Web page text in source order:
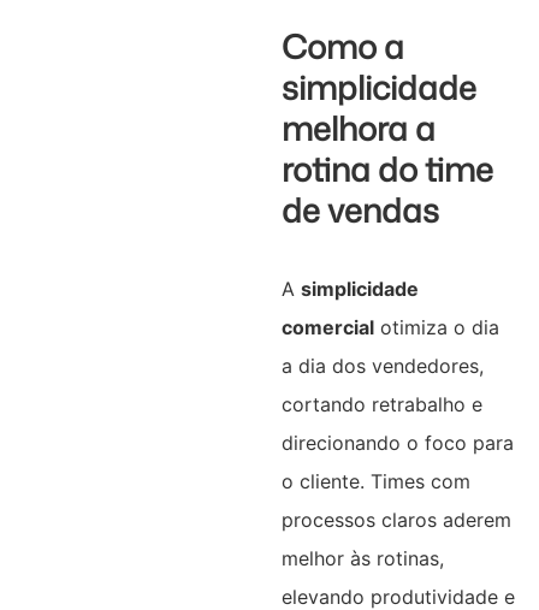
Como a
simplicidade
melhora a
rotina do time
de vendas
A simplicidade
comercialotimiza o dia
a dia dos vendedores,
cortando retrabalho e
direcionando o foco para
o cliente. Times com
processos claros aderem
melhor às rotinas,
elevando produtividade e